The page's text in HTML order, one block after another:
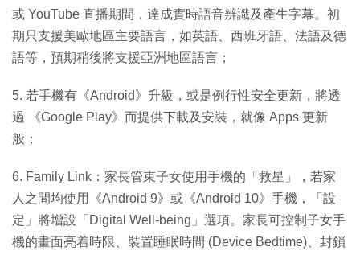
或 YouTube 直播期間，達成實時語音辨識及產生字幕。初
期只支援美歐地區主要語言，如英語、西班牙語、法語及德
語等，預期稍後將支援亞洲地區語言；
5. 若手機有《Android》升級，或是例行性安全更新，將透
過 《Google Play》而提供下載及安裝，就像 Apps 更新
般；
6. Family Link：家長管束子女使用手機的「救星」，若家
人之間均使用《Android 9》或《Android 10》手機，「設
定」將增設「Digital Well-being」選項。家長可控制子女手
機的畫面亮着時限、裝置睡眠時間 (Device Bedtime)、封鎖